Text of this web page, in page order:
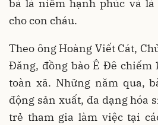
bà là niềm hạnh phúc và
cho con cháu.
Theo ông Hoàng Viết Cát,
Đăng, đồng bào Ê Đê chiếm
toàn xã. Những năm qua,
động sản xuất, đa dạng hóa
trẻ tham gia làm việc tại